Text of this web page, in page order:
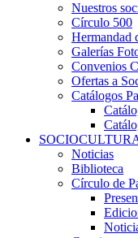
Nuestros
Círculo 500
Hermandad
Galerías
Convenios
Ofertas a
Catálogos
Noticias
Biblioteca
Círculo de